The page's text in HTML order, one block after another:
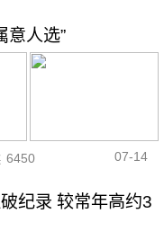
意人选”
6450 07-14
纪录 较常年高约3